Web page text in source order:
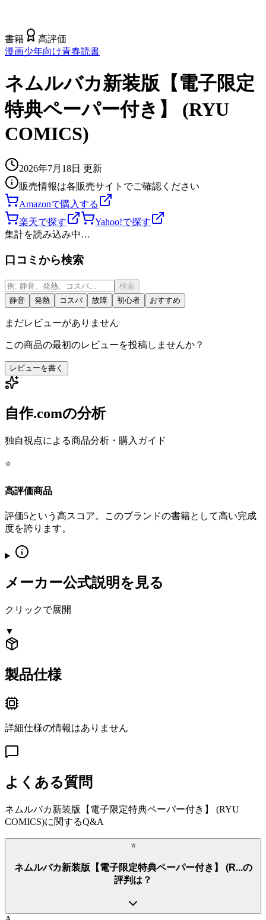
書籍
高評価
漫画少年向け青春読書
ネムルバカ新装版【電子限定
特典ペーパー付き】 (RYU
COMICS)
2026年7月18日 更新
販売情報は各販売サイトでご確認ください
Amazonで購入する
楽天で探す
Yahoo!で探す
集計を読み込み中…
口コミから検索
検索
静音
発熱 コスパ 故障 初心者 おすすめ
まだレビューがありません
この商品の最初のレビューを投稿しませんか？
レビューを書く
自作.comの分析
独自視点による商品分析・購入ガイド
⭐
高評価商品
評価5という高スコア。このブランドの書籍として高い完成
度を誇ります。
メーカー公式説明を見る
クリックで展開
▼
製品仕様
詳細仕様の情報はありません
よくある質問
ネムルバカ新装版【電子限定特典ペーパー付き】 (RYU
COMICS)に関するQ&A
⭐
ネムルバカ新装版【電子限定特典ペーパー付き】 (R...の
評判は？